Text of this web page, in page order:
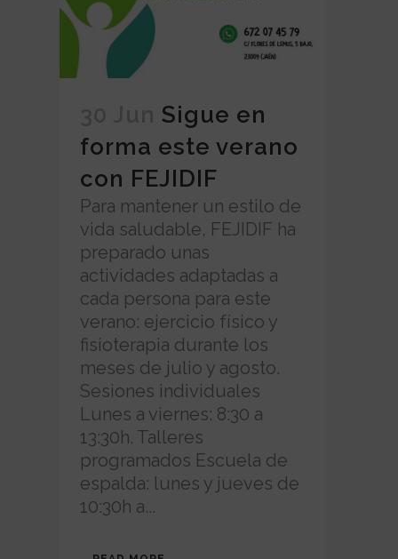
Sigue en
forma este verano
con FEJIDIF
Para mantener un estilo de
vida saludable, FEJIDIF ha
preparado unas
actividades adaptadas a
cada persona para este
verano: ejercicio físico y
fisioterapia durante los
meses de julio y agosto.
Sesiones individuales
Lunes a viernes: 8:30 a
13:30h. Talleres
programados Escuela de
espalda: lunes y jueves de
10:30h a...